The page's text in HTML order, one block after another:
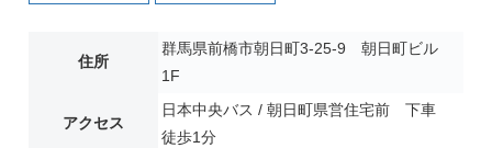
住所
群馬県前橋市朝日町3-25-9 朝日町ビル
1F
アクセス
日本中央バス / 朝日町県営住宅前 下車
徒歩1分